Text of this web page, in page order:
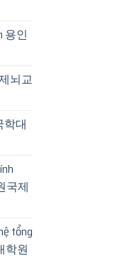
용인
뇌교
학대
국제
tổng
학원